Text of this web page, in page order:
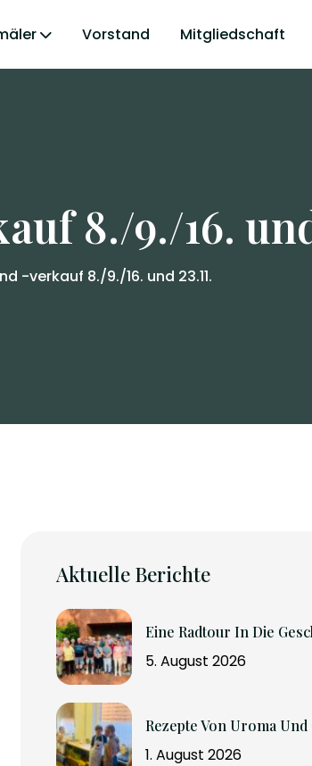
Vorstand Mitgliedschaft
8./9./16. und
-verkauf 8./9./16. und 23.11.
Aktuelle Berichte
Eine Radtour In Die
5. August 2026
Rezepte Von Uroma Und
1. August 2026